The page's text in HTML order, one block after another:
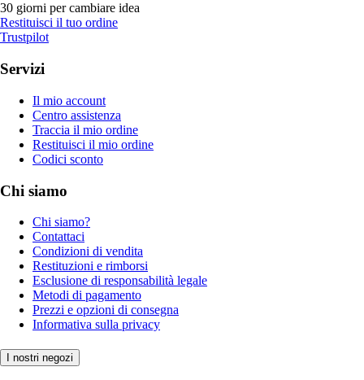
30 giorni per cambiare idea
Restituisci il tuo ordine
Trustpilot
Servizi
Il mio account
Centro assistenza
Traccia il mio ordine
Restituisci il mio ordine
Codici sconto
Chi siamo
Chi siamo?
Contattaci
Condizioni di vendita
Restituzioni e rimborsi
Esclusione di responsabilità legale
Metodi di pagamento
Prezzi e opzioni di consegna
Informativa sulla privacy
I nostri negozi